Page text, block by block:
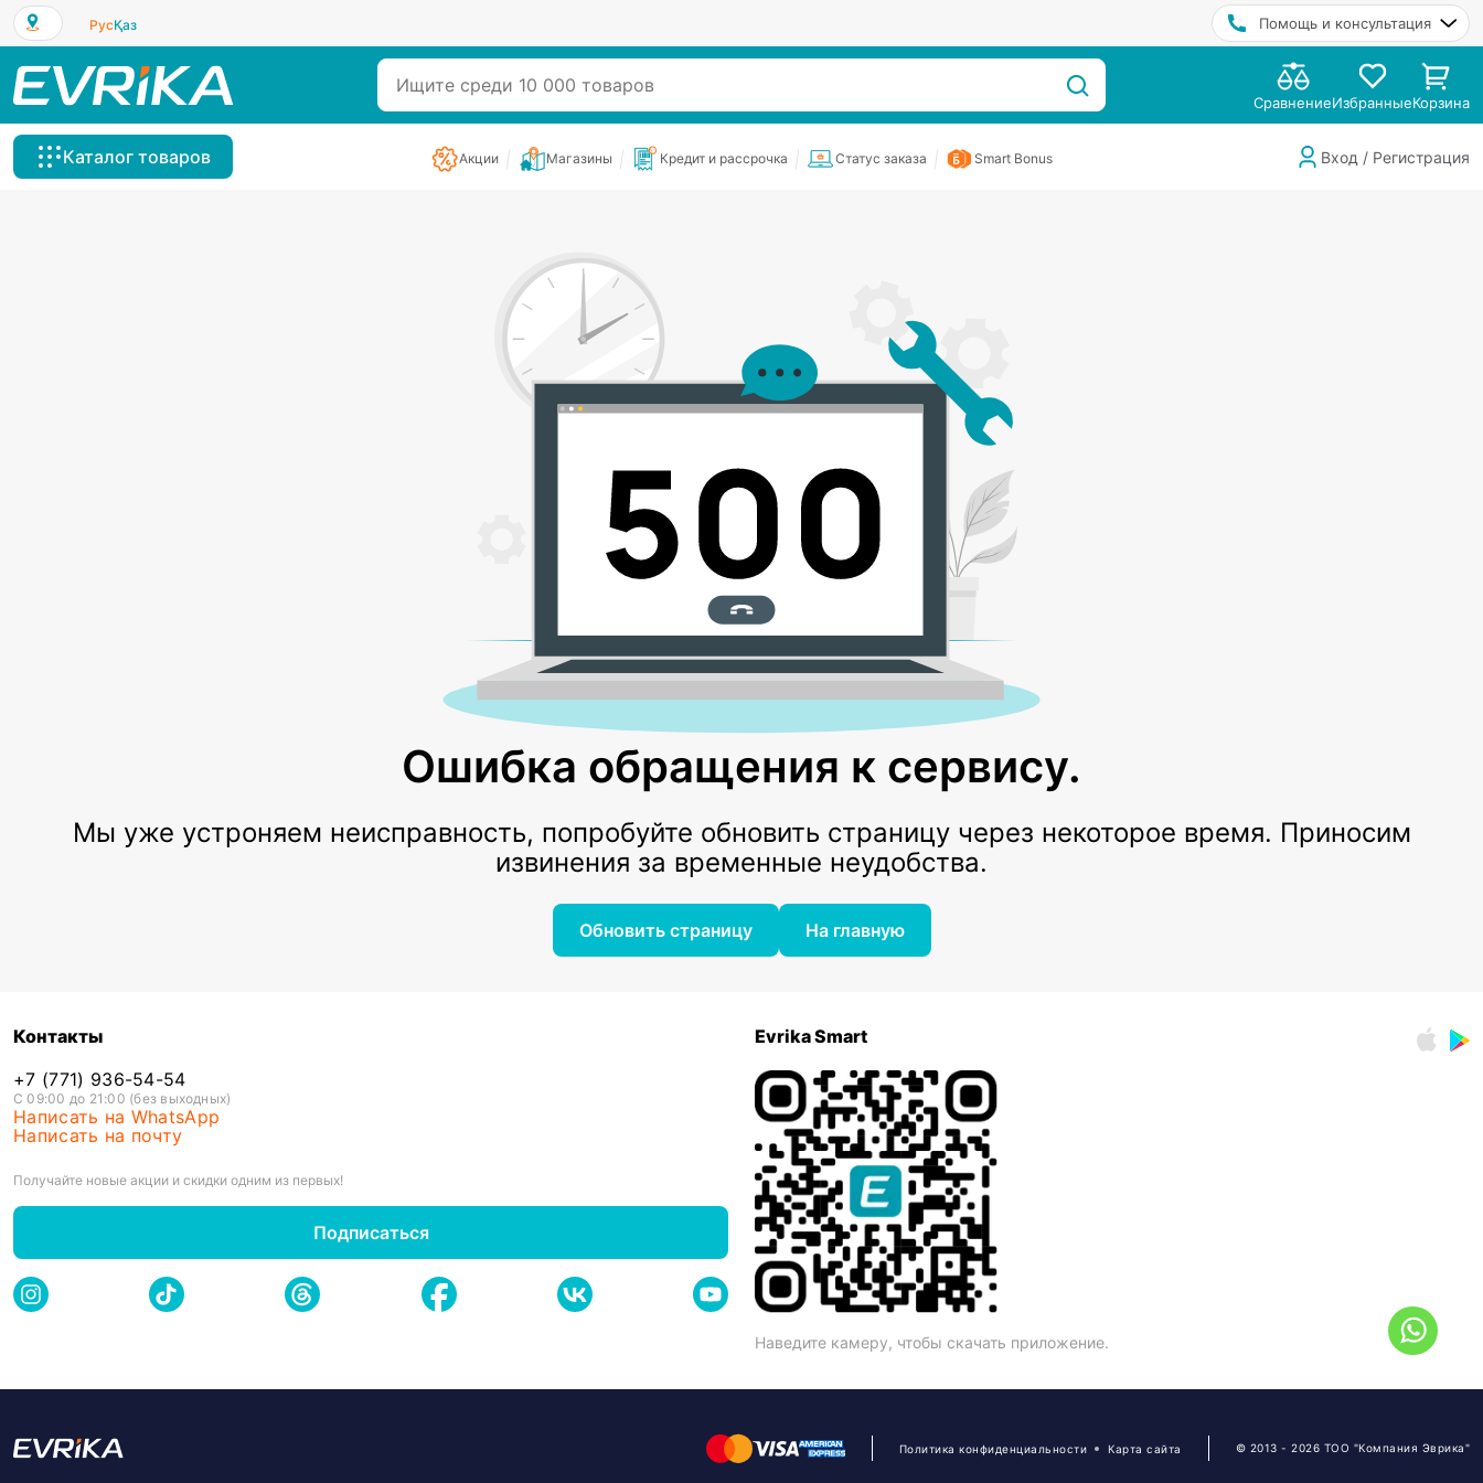
РусҚаз Помощь и консультация
СравнениеИзбранныеКорзина
Каталог товаров Акции Магазины Кредит и рассрочка Статус заказа Smart Bonus Вход / Регистрация
Ошибка обращения к сервису.
Мы уже устроняем неисправность, попробуйте обновить страницу через некоторое время. Приносим
извинения за временные неудобства.
Обновить страницу На главную
Контакты
+7 (771) 936-54-54
С 09:00 до 21:00 (без выходных)
Написать на WhatsApp
Написать на почту
Получайте новые акции и скидки одним из первых!
Подписаться
Evrika Smart
Наведите камеру, чтобы скачать приложение.
Политика конфиденциальности Карта сайта © 2013 - 2026 ТОО "Компания Эврика"